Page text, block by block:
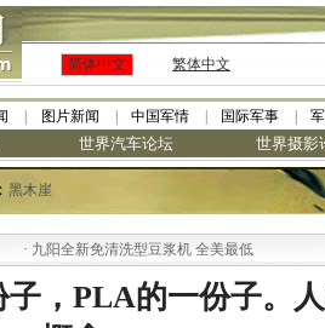
简体中文 繁体中文
图片新闻 中国军情 国际军事
世界汽车论坛 世界摄影
黑木崖
九阳全新免清洗型豆浆机 全美最低
，PLA的一份子。